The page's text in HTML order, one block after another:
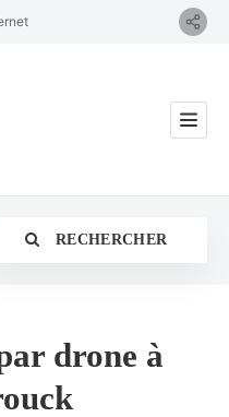
RECHERCHER
drone à